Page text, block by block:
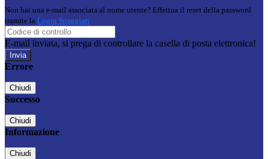
Non hai una e-mail associata al nome utente? Effettua il reset della password
tramite la Login Spaggiari
E-mail inviata, si prega di controllare la casella di posta elettronica!
Errore
Chiudi
Successo
Chiudi
Informazione
Chiudi